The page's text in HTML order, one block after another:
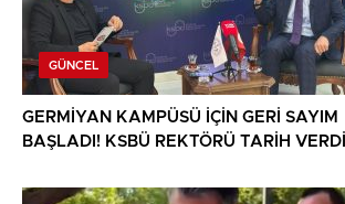
GÜNCEL
GERMİYAN KAMPÜSÜ İÇİN GERİ SAYIM
BAŞLADI! KSBÜ REKTÖRÜ TARİH VERDİ